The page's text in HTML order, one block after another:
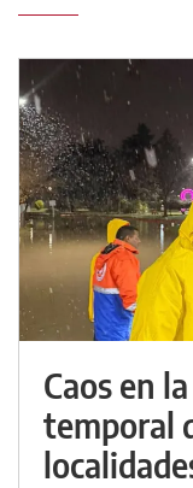
Caos en
temporal